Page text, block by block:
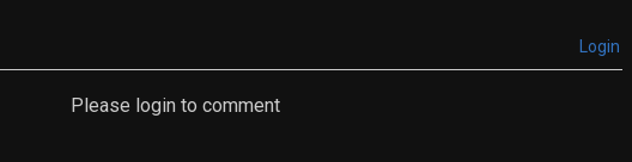
Login
Please login to comment